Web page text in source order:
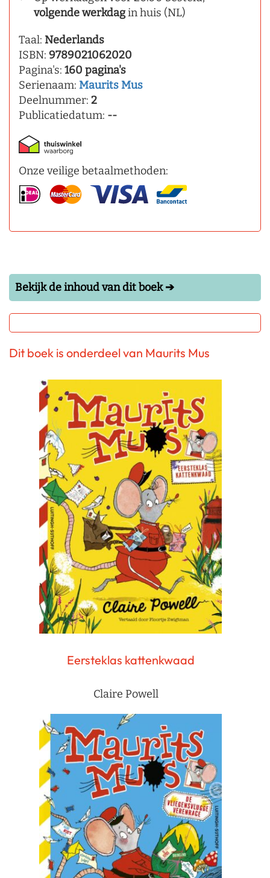
volgende werkdagin huis (NL)
Taal: Nederlands
ISBN: 9789021062020
Pagina's: 160 pagina's
Serienaam: Maurits Mus
Deelnummer: 2
Publicatiedatum: --
Onze veilige betaalmethoden:
Bekijk de inhoud van dit boek ➔
Dit boek is onderdeel van Maurits Mus
Eersteklas kattenkwaad
Claire Powell